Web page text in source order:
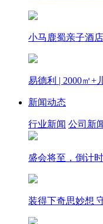
小马鹿蜀亲子酒
易德利 | 2000㎡+
新闻动态
行业新闻 公司新
盛会将至，倒计时
装得下奇思妙想